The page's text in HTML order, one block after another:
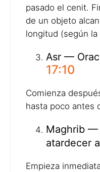
pasado el cenit.
de un objeto
longitud (según
Asr —
17:10
Comienza
hasta poco antes
Maghrib —
atardecer
Empieza